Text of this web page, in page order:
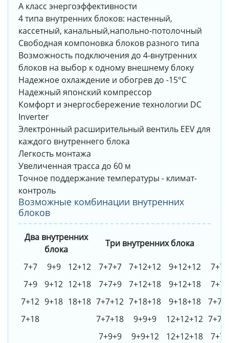
А класс энергоэффективности
4 типа внутренних блоков: настенный,
кассетный, канальный,напольно-потолочный
Свободная компоновка блоков разного типа
Возможность подключения до 4-внутренних
блоков на выбор к одному внешнему блоку
Надежное охлаждение и обогрев до -15°C
Надежный японский компрессор
Комфорт и энергосбережение технологии DC
Inverter
Электронный расширительный вентиль EEV для
каждого внутреннего блока
Легкость монтажа
Увеличенная трасса до 60 м
Точное поддержание температуры - климат-
контроль
Возможные комбинации внутренних
блоков
Два внутренних
блока
Три внутренних блока
7+7 9+9 12+12 7+7+7 7+12+12 9+12+12
7+9
9+12 12+18 7+7+9 7+12+18 9+12+18
7+12 9+18 18+18 7+7+12 7+18+18 9+18+18
7+18
7+7+18 9+9+9 12+12+12
7+9+9
9+9+12 12+12+18